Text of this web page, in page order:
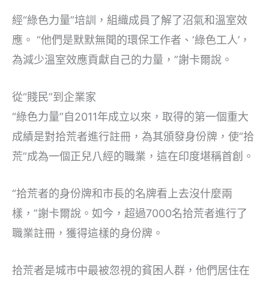
經“綠色力量”培訓，組織成員了解了沼氣和溫室效
應。 “他們是默默無聞的環保工作者、‘綠色工人’，
為減少溫室效應貢獻自己的力量，”謝卡爾說。
從“賤民”到企業家
“綠色力量”自2011年成立以來，取得的第一個重大
成績是對拾荒者進行註冊，為其頒發身份牌，使“拾
荒”成為一個正兒八經的職業，這在印度堪稱首創。
“拾荒者的身份牌和市長的名牌看上去沒什麼兩
樣，”謝卡爾說。如今，超過7000名拾荒者進行了
職業註冊，獲得這樣的身份牌。
拾荒者是城市中最被忽視的貧困人群，他們居住在